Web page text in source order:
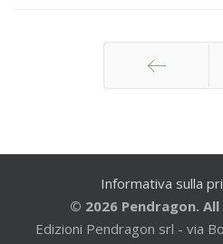
Informativa sulla
© 2026 Pendragon.
Edizioni Pendragon srl - via